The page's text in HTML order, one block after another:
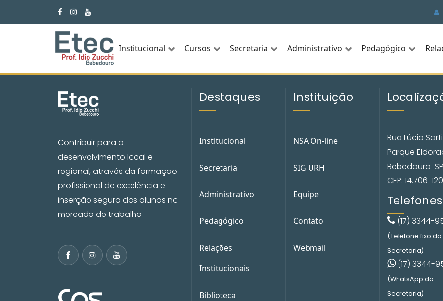
Institucional Cursos Secretaria Administrativo Pedagógico
Contribuir para o
desenvolvimento local e
regional, através da formação
profissional de excelência e
inserção segura dos alunos no
mercado de trabalho
Destaques
Institucional
Secretaria
Administrativo
Pedagógico
Relações
Institucionais
Biblioteca
Instituição
NSA On-line
SIG URH
Equipe
Contato
Webmail
Rua Lúcio
Parque
Bebedouro-SP
CEP: 14.706-120
Telefones
(17) 3344-
(Telefone fixo da
Secretaria)
(17) 3344-
(WhatsApp da
Secretaria)